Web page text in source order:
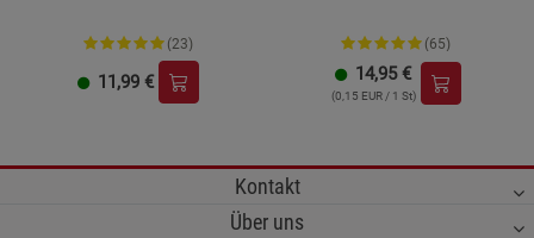
(23)
11,99 €
(65)
14,95 €
(0,15 EUR / 1 St)
Kontakt
Über uns